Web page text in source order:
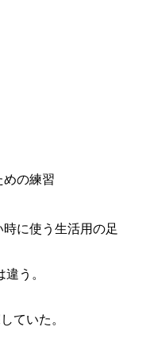
めの練習
に使う生活用の足
う。
ていた。